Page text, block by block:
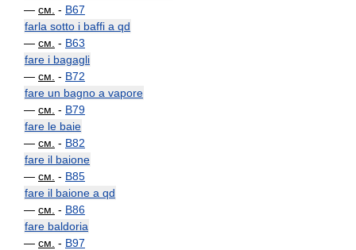
— см. - B67
farla sotto i baffi a qd
— см. - B63
fare i bagagli
— см. - B72
fare un bagno a vapore
— см. - B79
fare le baie
— см. - B82
fare il baione
— см. - B85
fare il baione a qd
— см. - B86
fare baldoria
— см. - B97